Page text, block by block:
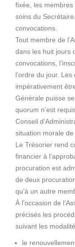
fixée, les membres
soins du
convocations.
Tout membre de
dans les huit jours
convocations,
l’ordre du jour.
impérativement
Générale puisse
quorum n’est
Conseil
situation morale de
Le Trésorier rend
financier à
procuration est
de deux
qu’à un autre
À l’occasion de
précisés les
suivant les
le